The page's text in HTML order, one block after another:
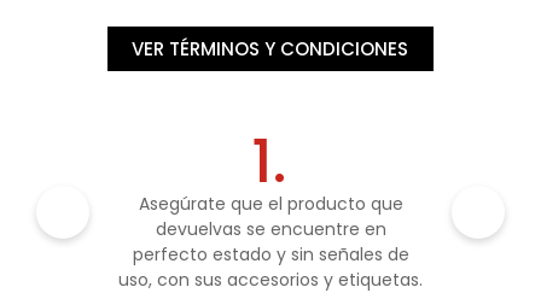
VER TÉRMINOS Y CONDICIONES
1.
Asegúrate que el producto que
devuelvas se encuentre en
perfecto estado y sin señales de
uso, con sus accesorios y etiquetas.